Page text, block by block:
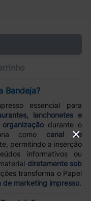
Bandeja?
essencial para
lanchonetes e
durante o
como canal de
permitindo a inserção
informativos ou
diretamente sob
transforma o Papel
de marketing impresso.
×